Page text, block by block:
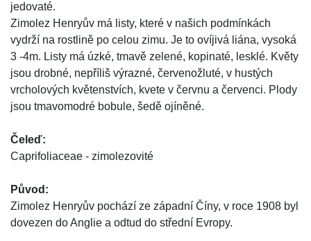
jedovaté.
Zimolez Henryův má listy, které v našich podmínkách
vydrží na rostlině po celou zimu. Je to ovíjivá liána, vysoká
3 -4m. Listy má úzké, tmavě zelené, kopinaté, lesklé. Květy
jsou drobné, nepříliš výrazné, červenožluté, v hustých
vrcholových květenstvích, kvete v červnu a červenci. Plody
jsou tmavomodré bobule, šedě ojíněné.
Čeleď:
Caprifoliaceae - zimolezovité
Původ:
Zimolez Henryův pochází ze západní Číny, v roce 1908 byl
dovezen do Anglie a odtud do střední Evropy.